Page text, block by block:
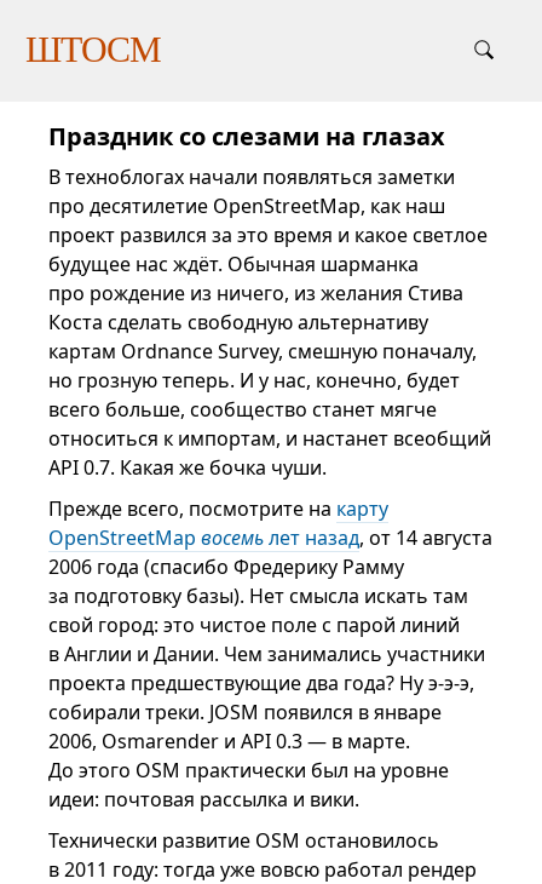
ШТОСМ
Праздник со слезами на глазах
В техноблогах начали появляться заметки
про десятилетие OpenStreetMap, как наш
проект развился за это время и какое светлое
будущее нас ждёт. Обычная шарманка
про рождение из ничего, из желания Стива
Коста сделать свободную альтернативу
картам Ordnance Survey, смешную поначалу,
но грозную теперь. И у нас, конечно, будет
всего больше, сообщество станет мягче
относиться к импортам, и настанет всеобщий
API 0.7. Какая же бочка чуши.
Прежде всего, посмотрите на карту
OpenStreetMapвосемьлет назад, от 14 августа
2006 года (спасибо Фредерику Рамму
за подготовку базы). Нет смысла искать там
свой город: это чистое поле с парой линий
в Англии и Дании. Чем занимались участники
проекта предшествующие два года? Ну э-э-э,
собирали треки. JOSM появился в январе
2006, Osmarender и API 0.3 — в марте.
До этого OSM практически был на уровне
идеи: почтовая рассылка и вики.
Технически развитие OSM остановилось
в 2011 году: тогда уже вовсю работал рендер